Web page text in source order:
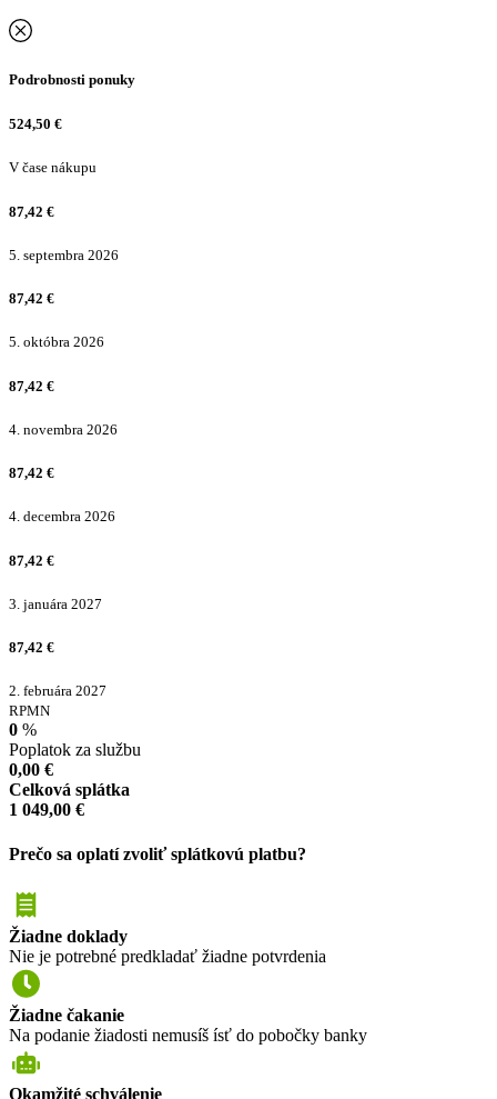
Podrobnosti ponuky
524,50 €
V čase nákupu
87,42 €
5. septembra 2026
87,42 €
5. októbra 2026
87,42 €
4. novembra 2026
87,42 €
4. decembra 2026
87,42 €
3. januára 2027
87,42 €
2. februára 2027
RPMN
0 %
Poplatok za službu
0,00 €
Celková splátka
1 049,00 €
Prečo sa oplatí zvoliť splátkovú platbu?
Žiadne doklady
Nie je potrebné predkladať žiadne potvrdenia
Žiadne čakanie
Na podanie žiadosti nemusíš ísť do pobočky banky
Okamžité schválenie